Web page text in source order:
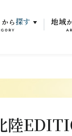
から 探す 地域
陸